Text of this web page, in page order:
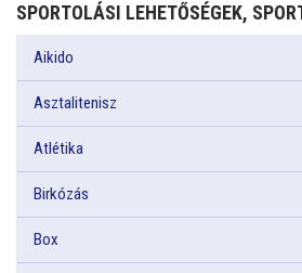
SPORTOLÁSI LEHETŐSÉGEK,
Aikido
Asztalitenisz
Atlétika
Birkózás
Box